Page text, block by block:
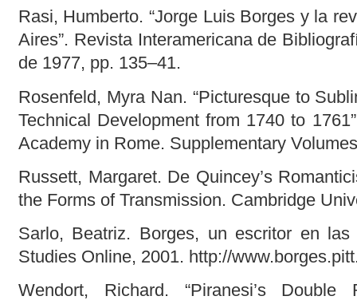
Rasi, Humberto. “Jorge Luis Borges y la
Aires”. Revista Interamericana de
de 1977, pp. 135–41.
Rosenfeld, Myra Nan. “Picturesque to
Technical Development from 1740 to
Academy in Rome. Supplementary
Russett, Margaret. De Quincey’s
the Forms of Transmission. Cambridge
Sarlo, Beatriz. Borges, un escritor en
Studies Online, 2001. http://
Wendort, Richard. “Piranesi’s Double